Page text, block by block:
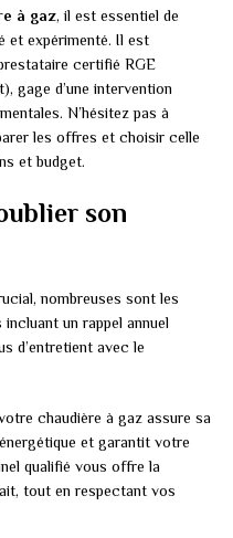
à gaz, il est essentiel de
et expérimenté. Il est
certifié RGE
gage d’une intervention
N’hésitez pas à
les offres et choisir celle
et budget.
son
nombreuses sont les
un rappel annuel
d’entretient avec le
chaudière à gaz assure sa
et garantit votre
qualifié vous offre la
tout en respectant vos